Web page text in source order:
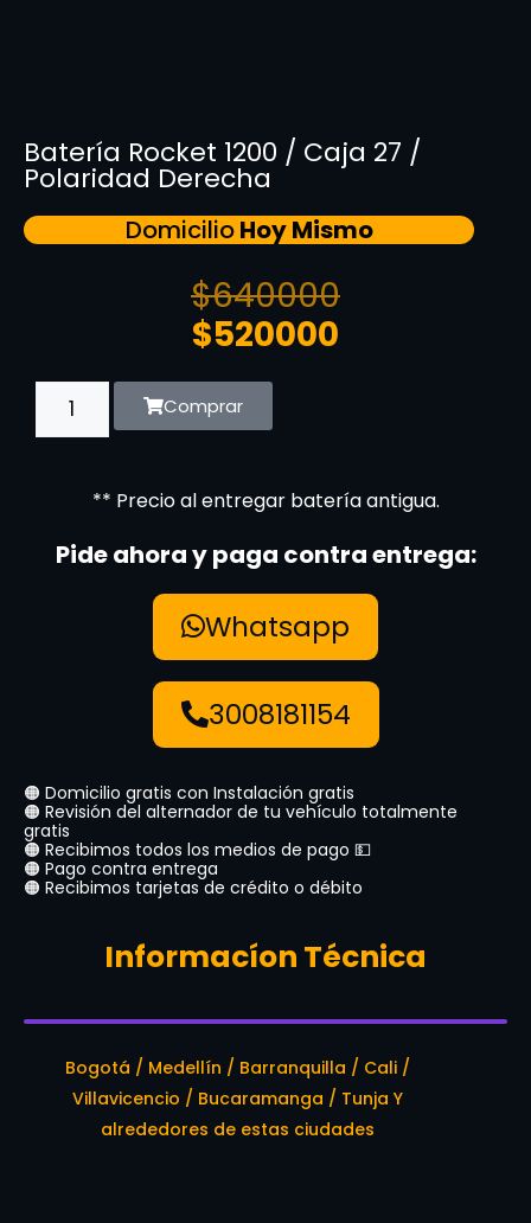
Batería Rocket 1200 / Caja 27 /
Polaridad Derecha
DomicilioHoy Mismo
$640000
$520000
Comprar
** Precio al entregar batería antigua.
Pide ahora y paga contra entrega:
Whatsapp
3008181154
🟠 Domicilio gratis con Instalación gratis
🟠 Revisión del alternador de tu vehículo totalmente
gratis
🟠 Recibimos todos los medios de pago 💵
🟠 Pago contra entrega
🟠 Recibimos tarjetas de crédito o débito
Informacíon Técnica
Bogotá / Medellín / Barranquilla / Cali /
Villavicencio / Bucaramanga / Tunja Y
alrededores de estas ciudades